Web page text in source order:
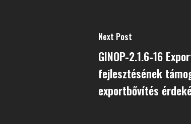
Next Post
GINOP-2.1.6-16
fejlesztésének
exportbővítés